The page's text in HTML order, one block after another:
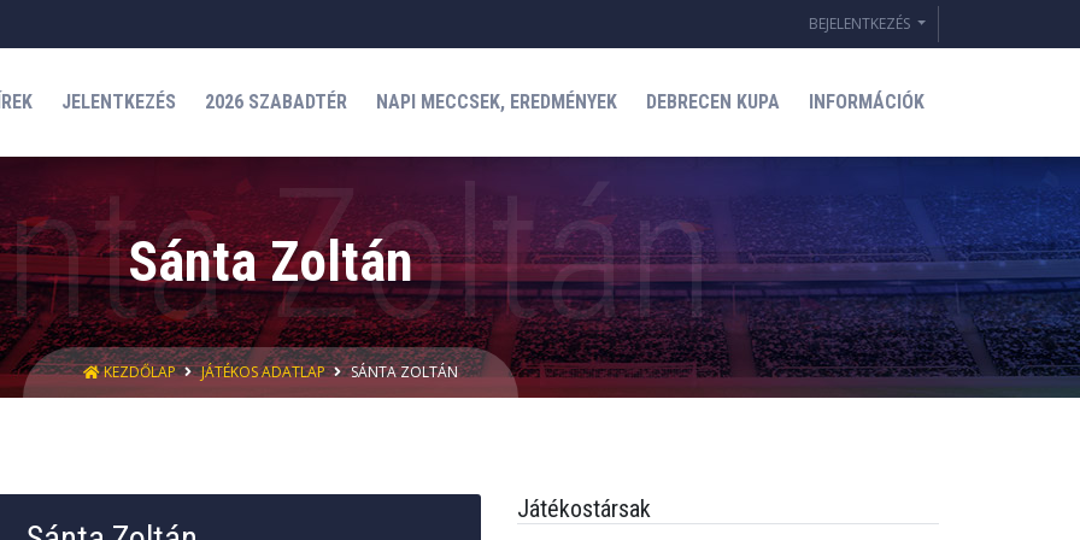
BEJELENTKEZÉS
JELENTKEZÉS 2026 SZABADTÉR NAPI MECCSEK, EREDMÉNYEK DEBRECEN KUPA INFORMÁCIÓK
Sánta Zoltán
KEZDŐLAP JÁTÉKOS ADATLAP SÁNTA ZOLTÁN
Játékostársak